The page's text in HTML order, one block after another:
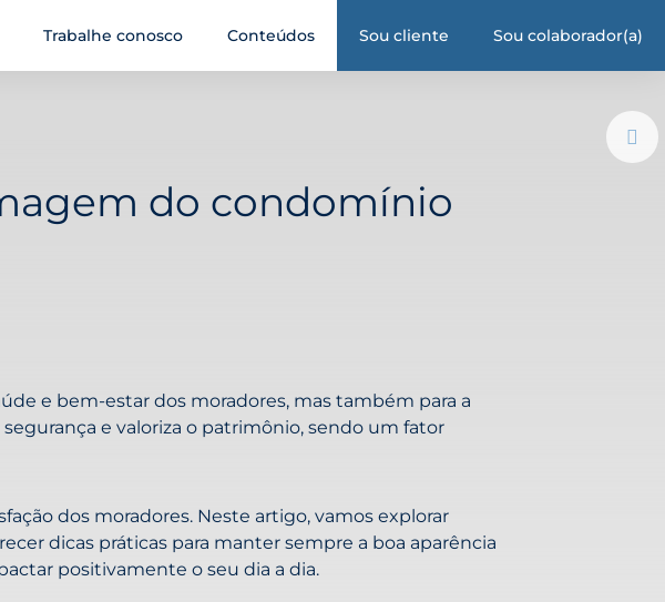
Trabalhe conosco Conteúdos Sou cliente Sou colaborador(a)
do condomínio
e bem-estar dos moradores, mas também para a
e valoriza o patrimônio, sendo um fator
dos moradores. Neste artigo, vamos explorar
dicas práticas para manter sempre a boa aparência
positivamente o seu dia a dia.